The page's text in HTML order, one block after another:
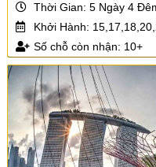
Thời Gian: 5 Ngày 4
Khởi Hành:
Số chỗ còn nhận: 10+